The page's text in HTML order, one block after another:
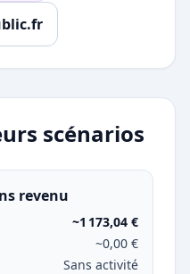
scénarios
revenu
~1 173,04 €
~0,00 €
Sans activité